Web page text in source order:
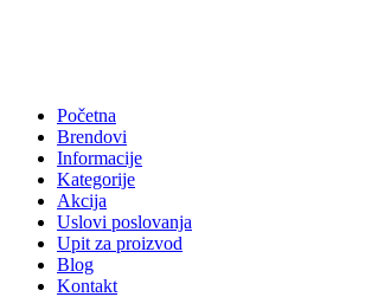
Početna
Brendovi
Informacije
Kategorije
Akcija
Uslovi poslovanja
Upit za proizvod
Blog
Kontakt